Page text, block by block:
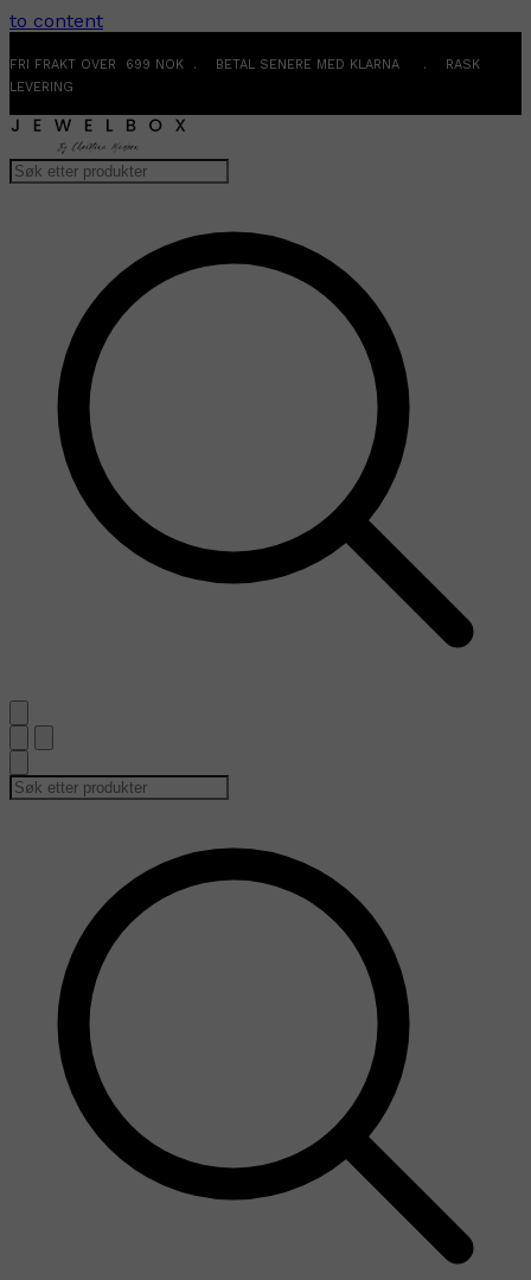
to content
FRI FRAKT OVER 699 NOK . BETAL SENERE MED KLARNA . RASK
LEVERING